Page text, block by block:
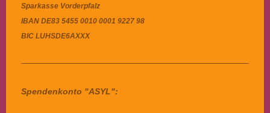
Sparkasse Vorderpfalz
IBAN DE83 5455 0010 0001 9227 98
BIC LUHSDE6AXXX
Spendenkonto "ASYL":